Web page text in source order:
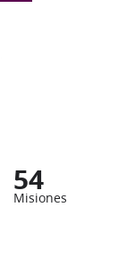
54
Misiones